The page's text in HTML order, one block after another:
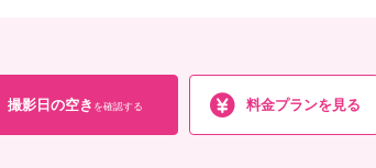
撮影日の空き を確認する 料金プランを見る